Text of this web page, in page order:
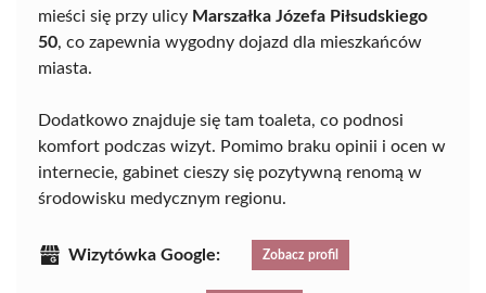
mieści się przy ulicy Marszałka Józefa Piłsudskiego
50, co zapewnia wygodny dojazd dla mieszkańców
miasta.
Dodatkowo znajduje się tam toaleta, co podnosi
komfort podczas wizyt. Pomimo braku opinii i ocen w
internecie, gabinet cieszy się pozytywną renomą w
środowisku medycznym regionu.
Wizytówka Google: Zobacz profil